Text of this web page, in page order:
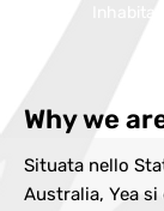
Why we
Situata nello
Australia, Yea